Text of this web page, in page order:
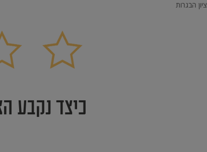
ציון הבגרות
כיצד נקבע